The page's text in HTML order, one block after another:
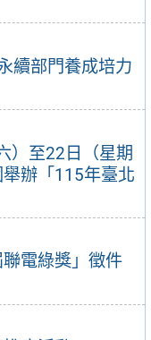
續部門養成培力
）至22日（星期
辦「115年臺北
電綠獎」徵件